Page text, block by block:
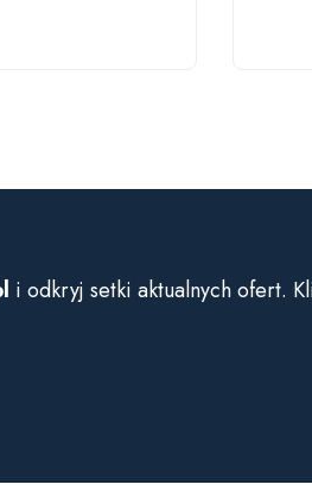
i odkryj setki aktualnych ofert.